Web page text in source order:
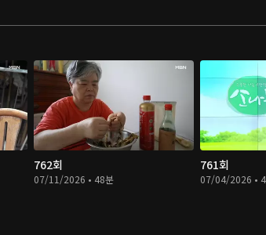
762회
07/11/2026 • 48분
761회
07/04/2026 •